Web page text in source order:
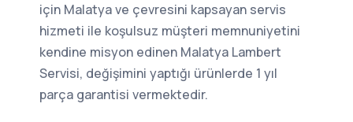
için Malatya ve çevresini kapsayan servis
hizmeti ile koşulsuz müşteri memnuniyetini
kendine misyon edinen Malatya Lambert
Servisi, değişimini yaptığı ürünlerde 1 yıl
parça garantisi vermektedir.